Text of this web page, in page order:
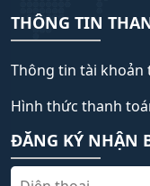
THÔNG TIN
Thông tin tài khoản
Hình thức thanh
ĐĂNG KÝ NHẬN